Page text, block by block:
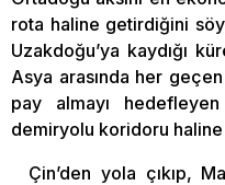
rota haline getirdiğini
Uzakdoğu’ya kaydığı
Asya arasında her
pay almayı
demiryolu koridoru
Çin’den yola çıkıp,